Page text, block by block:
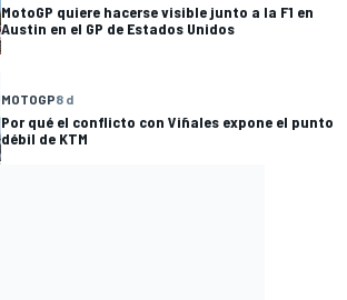
MotoGP quiere hacerse visible junto a la F1 en
Austin en el GP de Estados Unidos
MOTOGP8 d
Por qué el conflicto con Viñales expone el punto
débil de KTM